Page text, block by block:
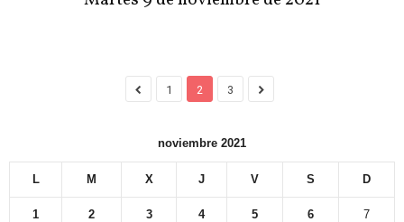
1 2 3
noviembre 2021
L M X J V S D
1 2 3 4 5 6 7